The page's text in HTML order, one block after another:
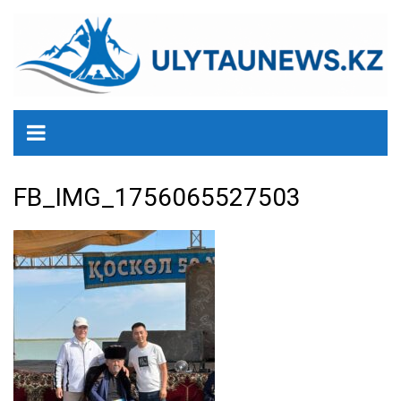
содержанию
FB_IMG_1756065527503